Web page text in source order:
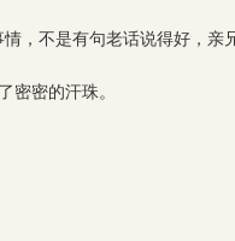
，不是有句老话说得好，亲
密密的汗珠。